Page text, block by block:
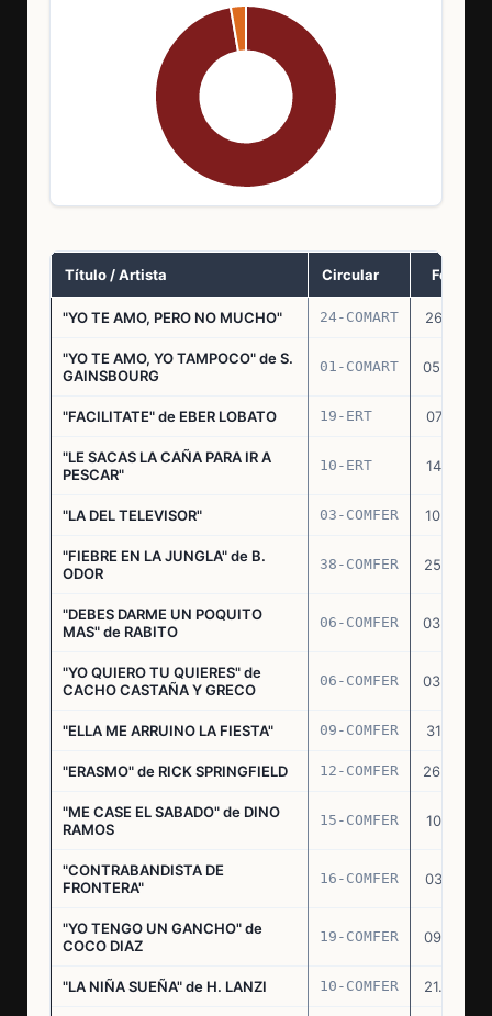
Título / Artista Circular Fecha
"YO TE AMO, PERO NO MUCHO" 24-COMART 26.11.69
"YO TE AMO, YO TAMPOCO" de S.
GAINSBOURG
01-COMART 05.02.70
"FACILITATE" de EBER LOBATO 19-ERT 07.10.70
"LE SACAS LA CAÑA PARA IR A
PESCAR"
10-ERT 14.07.71
"LA DEL TELEVISOR" 03-COMFER 10.01.73
"FIEBRE EN LA JUNGLA" de B.
ODOR
38-COMFER 25.10.73
"DEBES DARME UN POQUITO
MAS" de RABITO
06-COMFER 03.05.74
"YO QUIERO TU QUIERES" de
CACHO CASTAÑA Y GRECO
06-COMFER 03.05.74
"ELLA ME ARRUINO LA FIESTA" 09-COMFER 31.07.74
"ERASMO" de RICK SPRINGFIELD 12-COMFER 26.09.74
"ME CASE EL SABADO" de DINO
RAMOS
15-COMFER 10.10.74
"CONTRABANDISTA DE
FRONTERA"
16-COMFER 03.12.74
"YO TENGO UN GANCHO" de
COCO DIAZ
19-COMFER 09.01.75
"LA NIÑA SUEÑA" de H. LANZI 10-COMFER 21.03.75